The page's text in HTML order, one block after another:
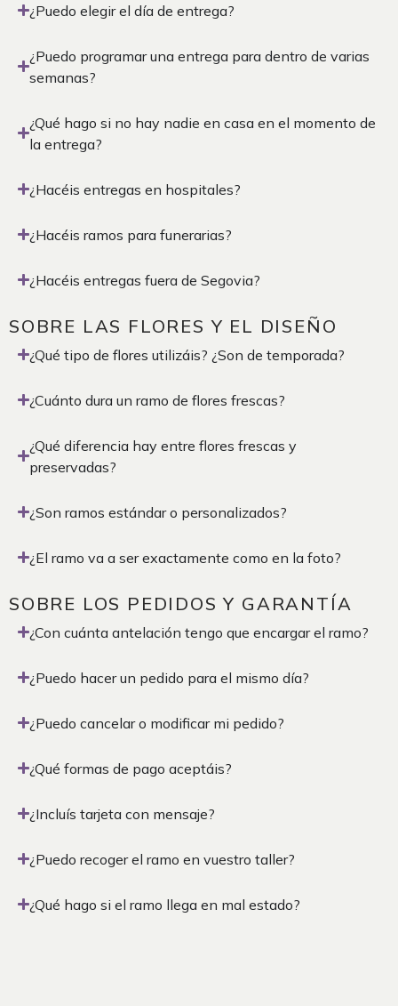
¿Puedo elegir el día de entrega?
¿Puedo programar una entrega para dentro de varias
semanas?
¿Qué hago si no hay nadie en casa en el momento de
la entrega?
¿Hacéis entregas en hospitales?
¿Hacéis ramos para funerarias?
¿Hacéis entregas fuera de Segovia?
SOBRE LAS FLORES Y EL DISEÑO
¿Qué tipo de flores utilizáis? ¿Son de temporada?
¿Cuánto dura un ramo de flores frescas?
¿Qué diferencia hay entre flores frescas y
preservadas?
¿Son ramos estándar o personalizados?
¿El ramo va a ser exactamente como en la foto?
SOBRE LOS PEDIDOS Y GARANTÍA
¿Con cuánta antelación tengo que encargar el ramo?
¿Puedo hacer un pedido para el mismo día?
¿Puedo cancelar o modificar mi pedido?
¿Qué formas de pago aceptáis?
¿Incluís tarjeta con mensaje?
¿Puedo recoger el ramo en vuestro taller?
¿Qué hago si el ramo llega en mal estado?